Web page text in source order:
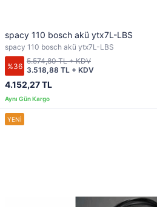
spacy 110 bosch akü ytx7L-LBS
spacy 110 bosch akü ytx7L-LBS
%36
4.152,27 TL
3.518,88 TL + KDV
5.574,80 TL + KDV